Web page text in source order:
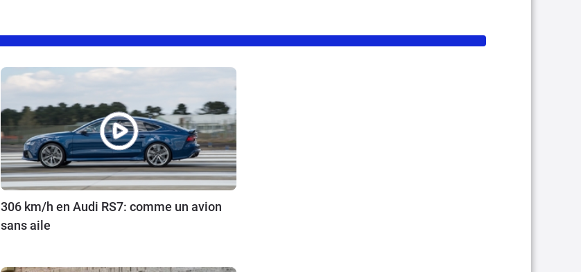
306 km/h en Audi RS7: comme un avion
sans aile